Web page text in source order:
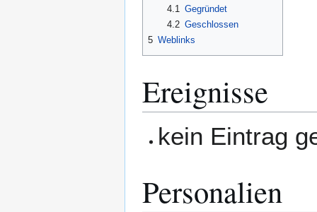
4.1 Gegründet
4.2 Geschlossen
5 Weblinks
Ereignisse
kein Eintrag
Personalien